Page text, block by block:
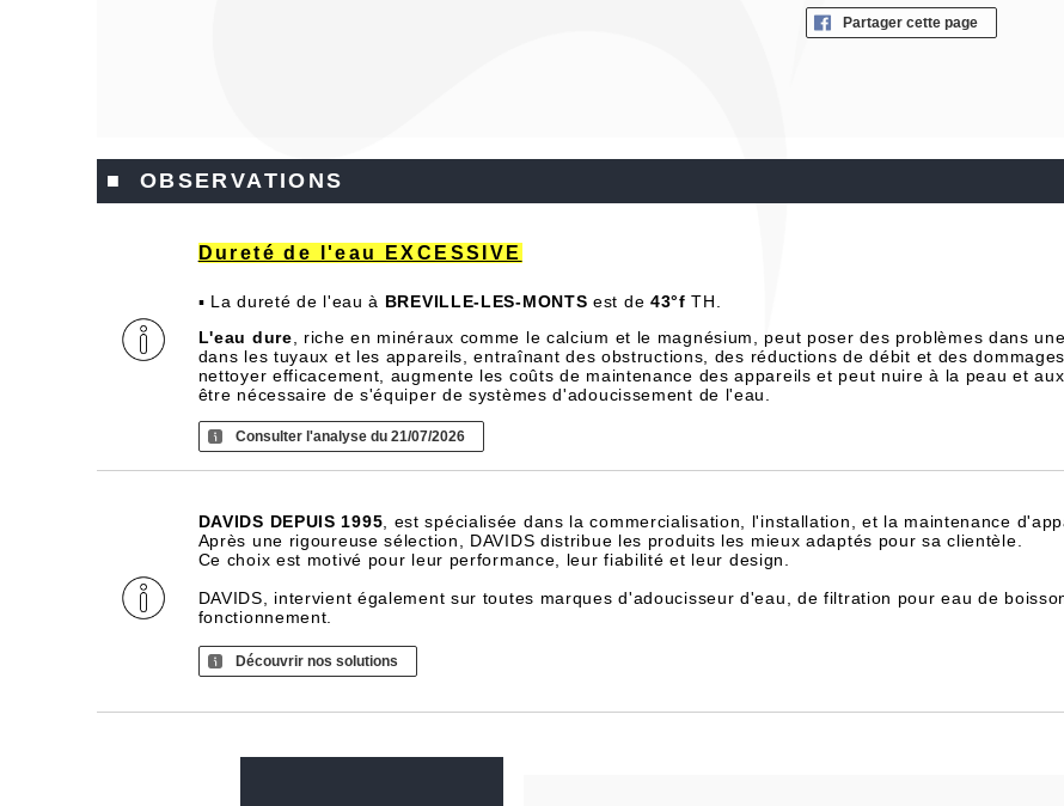
Partager cette page
■ OBSERVATIONS
Dureté de l'eau EXCESSIVE
▪ La dureté de l'eau à BREVILLE-LES-MONTS est de 43°f TH.
L'eau dure , riche en minéraux comme le calcium et le magnésium, peut poser des problèmes dans
dans les tuyaux et les appareils, entraînant des obstructions, des réductions de débit et des
nettoyer efficacement, augmente les coûts de maintenance des appareils et peut nuire à la peau et
être nécessaire de s'équiper de systèmes d'adoucissement de l'eau.
Consulter l'analyse du 21/07/2026
DAVIDS DEPUIS 1995 , est spécialisée dans la commercialisation, l'installation, et la maintenance
Après une rigoureuse sélection, DAVIDS distribue les produits les mieux adaptés pour sa clientèle.
Ce choix est motivé pour leur performance, leur fiabilité et leur design.
DAVIDS, intervient également sur toutes marques d'adoucisseur d'eau, de filtration pour eau de
fonctionnement.
Découvrir nos solutions